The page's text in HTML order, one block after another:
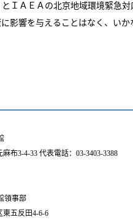
ＩＡＥＡの北京地域環境緊急
影響を与えることはなく、い
布3-4-33 代表電話：03-3403-3388
領事部
東五反田4-6-6